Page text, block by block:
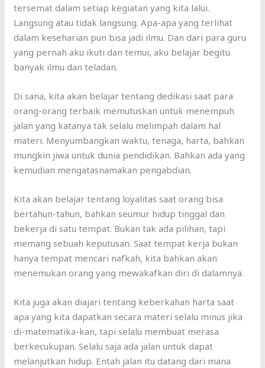
tersemat dalam setiap kegiatan yang kita lalui.
Langsung atau tidak langsung. Apa-apa yang terlihat
dalam keseharian pun bisa jadi ilmu. Dan dari para guru
yang pernah aku ikuti dan temui, aku belajar begitu
banyak ilmu dan teladan.
Di sana, kita akan belajar tentang dedikasi saat para
orang-orang terbaik memutuskan untuk menempuh
jalan yang katanya tak selalu melimpah dalam hal
materi. Menyumbangkan waktu, tenaga, harta, bahkan
mungkin jiwa untuk dunia pendidikan. Bahkan ada yang
kemudian mengatasnamakan pengabdian.
Kita akan belajar tentang loyalitas saat orang bisa
bertahun-tahun, bahkan seumur hidup tinggal dan
bekerja di satu tempat. Bukan tak ada pilihan, tapi
memang sebuah keputusan. Saat tempat kerja bukan
hanya tempat mencari nafkah, kita bahkan akan
menemukan orang yang mewakafkan diri di dalamnya.
Kita juga akan diajari tentang keberkahan harta saat
apa yang kita dapatkan secara materi selalu minus jika
di-matematika-kan, tapi selalu membuat merasa
berkecukupan. Selalu saja ada jalan untuk dapat
melanjutkan hidup. Entah jalan itu datang dari mana